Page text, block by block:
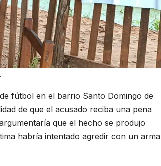
fútbol en el barrio Santo Domingo de
de que el acusado reciba una pena
que el hecho se produjo
habría intentado agredir con un arma